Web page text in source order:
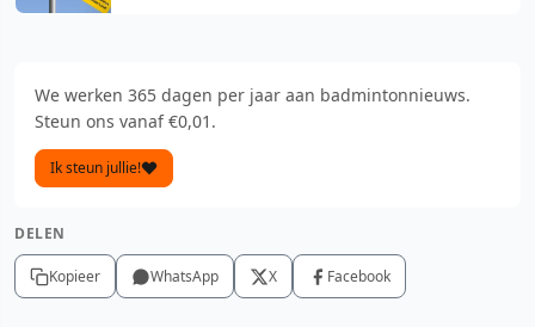
We werken 365 dagen per jaar aan badmintonnieuws.
Steun ons vanaf €0,01.
Ik steun jullie!
DELEN
Kopieer WhatsApp X Facebook